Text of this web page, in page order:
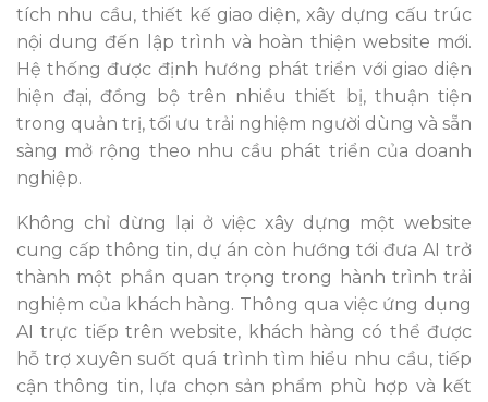
tích nhu cầu, thiết kế giao diện, xây dựng cấu trúc
nội dung đến lập trình và hoàn thiện website mới.
Hệ thống được định hướng phát triển với giao diện
hiện đại, đồng bộ trên nhiều thiết bị, thuận tiện
trong quản trị, tối ưu trải nghiệm người dùng và sẵn
sàng mở rộng theo nhu cầu phát triển của doanh
nghiệp.
Không chỉ dừng lại ở việc xây dựng một website
cung cấp thông tin, dự án còn hướng tới đưa AI trở
thành một phần quan trọng trong hành trình trải
nghiệm của khách hàng. Thông qua việc ứng dụng
AI trực tiếp trên website, khách hàng có thể được
hỗ trợ xuyên suốt quá trình tìm hiểu nhu cầu, tiếp
cận thông tin, lựa chọn sản phẩm phù hợp và kết